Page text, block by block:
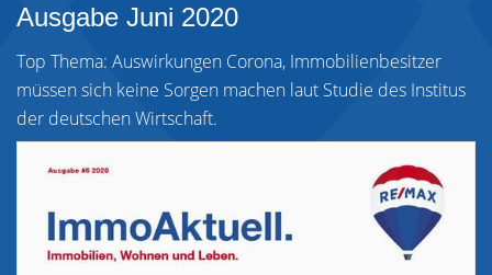
Ausgabe Juni 2020
Top Thema: Auswirkungen Corona, Immobilienbesitzer
müssen sich keine Sorgen machen laut Studie des Institus
der deutschen Wirtschaft.